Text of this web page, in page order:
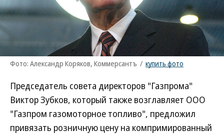
Фото: Александр Коряков, Коммерсантъ / купить фото
Председатель совета директоров "Газпрома"
Виктор Зубков, который также возглавляет ООО
"Газпром газомоторное топливо", предложил
привязать розничную цену на компримированный